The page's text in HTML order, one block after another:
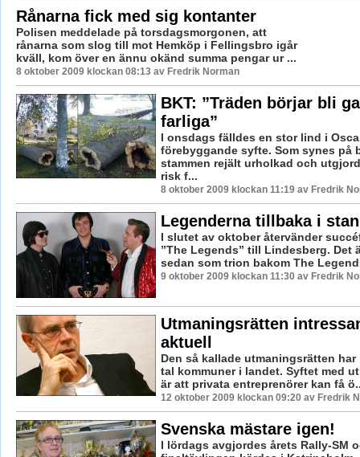
Rånarna fick med sig kontanter
Polisen meddelade på torsdagsmorgonen, att
rånarna som slog till mot Hemköp i Fellingsbro igår
kväll, kom över en ännu okänd summa pengar ur ...
8 oktober 2009 klockan 08:13 av Fredrik Norman
BKT: ”Träden börjar bli
farliga”
I onsdags fälldes en stor lind i
förebyggande syfte. Som synes på
stammen rejält urholkad och
risk f...
8 oktober 2009 klockan 11:19 av Fredrik
Legenderna tillbaka i stan
I slutet av oktober återvänder
”The Legends” till Lindesberg. Det
sedan som trion bakom The
9 oktober 2009 klockan 11:30 av Fredrik
Utmaningsrätten
aktuell
Den så kallade utmaningsrätten
tal kommuner i landet. Syftet med
är att privata entreprenörer kan få
12 oktober 2009 klockan 09:20 av Fredrik
Svenska mästare igen!
I lördags avgjordes årets Rally-SM